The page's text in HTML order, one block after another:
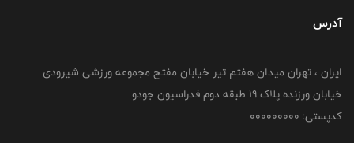
آدرس
ایران ، تهران میدان هفتم تیر خیابان مفتح مجموعه ورزشی شیرودی
خیابان ورزنده پلاک ۱۹ طبقه دوم فدراسیون جودو
کدپستی: 000000000